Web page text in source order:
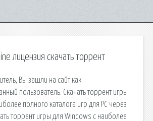
лицензия скачать торрент
Вы зашли на сайт как
пользователь. Скачать торрент игры
полного каталога игр для PC через
торрент игры для Windows с наиболее